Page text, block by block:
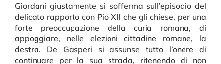
Giordani giustamente si sofferma sull’episodio del
delicato rapporto con Pio XII che gli chiese, per una
forte preoccupazione della curia romana, di
appoggiare, nelle elezioni cittadine romane, la
destra. De Gasperi si assunse tutto l’onere di
continuare per la sua strada, ritenendo di non